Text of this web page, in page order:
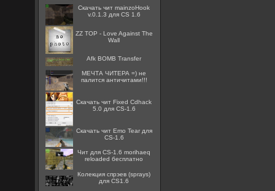
Скачать чит mainzoHook
v.0.1.3 для CS 1.6
ZZ TOP - Love Against The
Wall
Afk BOMB Transfer
МЕЧТА ЧИТЕРА =) не
палится античитами!!!
Скачать чит Fixed Cdhack
5.0 для CS-1.6
Скачать чит Emo Tear для
CS-1.6
Чит для CS-1.6 morihaeq
reloaded бесплатно
Колекция спрэев (sprays)
для CS1.6